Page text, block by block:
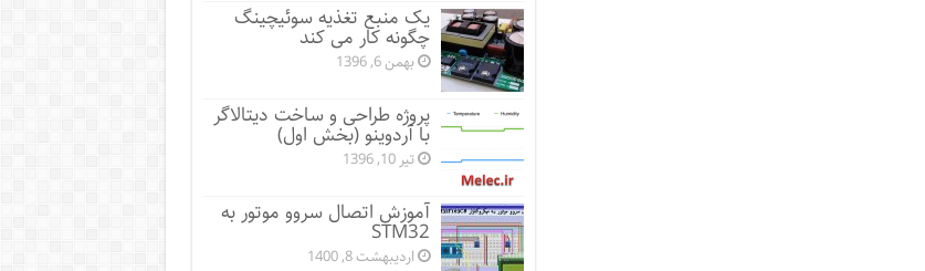
یک منبع تغذیه سوئیچینگ
چگونه کار می کند
بهمن 6, 1396
پروژه طراحی و ساخت دیتالاگر
با آردوینو (بخش اول)
تیر 10, 1396
آموزش اتصال سروو موتور به
STM32
اردیبهشت 8, 1400